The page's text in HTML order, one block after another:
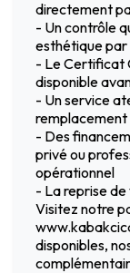
directement
- Un contrôle
esthétique par
- Le Certificat
disponible
- Un service
remplacement
- Des
privé ou
opérationnel
- La reprise
Visitez notre
disponibles,